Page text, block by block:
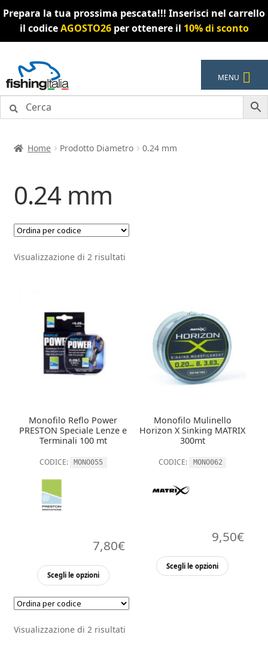
Prepara la tua prossima pescata!!! Inserisci nel carrello
il codiceAGOSTO26per ottenere il 10% di sconto
alla
navigazione
al
contenuto
MENU
Home Prodotto Diametro 0.24 mm
0.24 mm
Visualizzazione di 2 risultati
Monofilo Reflo Power
PRESTON Speciale Lenze e
Terminali 100 mt
CODICE: MONO055
7,80€
Scegli le opzioni
Questo
ha
varianti.
Monofilo Mulinello
Horizon X Sinking MATRIX
300mt
CODICE: MONO062
9,50€
Scegli le opzioni
Questo
Visualizzazione di 2 risultati